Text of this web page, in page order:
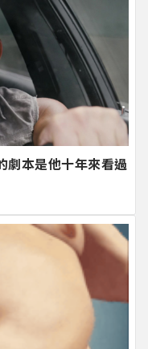
劇本是他十年來看過